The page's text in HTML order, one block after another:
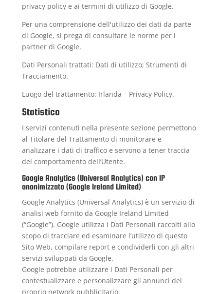
privacy policye ai termini di utilizzodi Google.
Per una comprensione dell'utilizzo dei dati da parte
di Google, si prega di consultare le norme per i
partner di Google.
Dati Personali trattati: Dati di utilizzo; Strumenti di
Tracciamento.
Luogo del trattamento: Irlanda – Privacy Policy.
Statistica
I servizi contenuti nella presente sezione permettono
al Titolare del Trattamento di monitorare e
analizzare i dati di traffico e servono a tener traccia
del comportamento dell’Utente.
Google Analytics (Universal Analytics) con IP
anonimizzato (Google Ireland Limited)
Google Analytics (Universal Analytics) è un servizio di
analisi web fornito da Google Ireland Limited
(“Google”). Google utilizza i Dati Personali raccolti allo
scopo di tracciare ed esaminare l’utilizzo di questo
Sito Web, compilare report e condividerli con gli altri
servizi sviluppati da Google.
Google potrebbe utilizzare i Dati Personali per
contestualizzare e personalizzare gli annunci del
proprio network pubblicitario.